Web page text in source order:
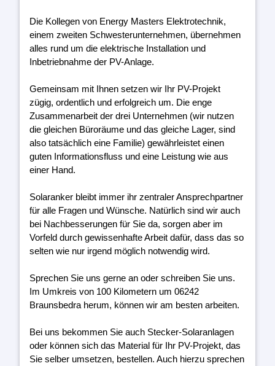
Die Kollegen von Energy Masters Elektrotechnik,
einem zweiten Schwesterunternehmen, übernehmen
alles rund um die elektrische Installation und
Inbetriebnahme der PV-Anlage.
Gemeinsam mit Ihnen setzen wir Ihr PV-Projekt
zügig, ordentlich und erfolgreich um. Die enge
Zusammenarbeit der drei Unternehmen (wir nutzen
die gleichen Büroräume und das gleiche Lager, sind
also tatsächlich eine Familie) gewährleistet einen
guten Informationsfluss und eine Leistung wie aus
einer Hand.
Solaranker bleibt immer ihr zentraler Ansprechpartner
für alle Fragen und Wünsche. Natürlich sind wir auch
bei Nachbesserungen für Sie da, sorgen aber im
Vorfeld durch gewissenhafte Arbeit dafür, dass das so
selten wie nur irgend möglich notwendig wird.
Sprechen Sie uns gerne an oder schreiben Sie uns.
Im Umkreis von 100 Kilometern um 06242
Braunsbedra herum, können wir am besten arbeiten.
Bei uns bekommen Sie auch Stecker-Solaranlagen
oder können sich das Material für Ihr PV-Projekt, das
Sie selber umsetzen, bestellen. Auch hierzu sprechen